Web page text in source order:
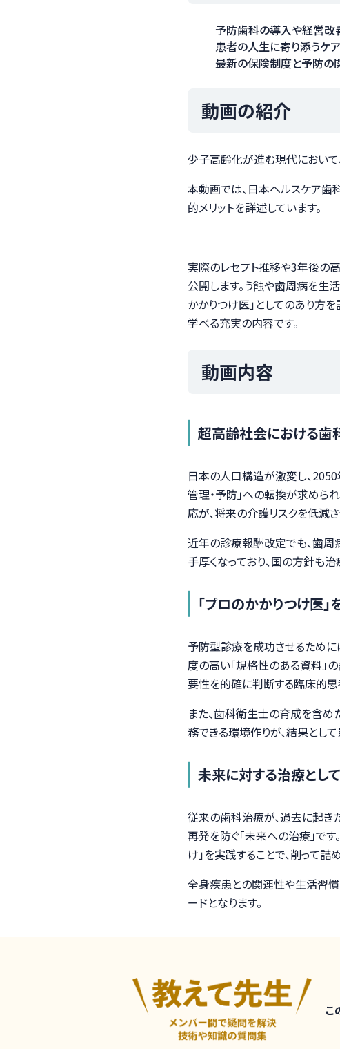
予防歯科の導入や経営
患者の人生に寄り添うケ
最新の保険制度と予防の
動画の紹介
少子高齢化が進む現代において
本動画では、日本ヘルスケア
的メリットを詳述しています。
実際のレセプト推移や3年後の
公開します。う蝕や歯周病を生
かかりつけ医」としてのあり方
学べる充実の内容です。
動画内容
超高齢社会における歯
日本の人口構造が激変し、
管理・予防」への転換が求めら
応が、将来の介護リスクを低減
近年の診療報酬改定でも、歯周
手厚くなっており、国の方針も
「プロのかかりつけ医
予防型診療を成功させるために
度の高い「規格性のある資料」
要性を的確に判断する臨床的思
また、歯科衛生士の育成を含め
務できる環境作りが、結果とし
未来に対する治療とし
従来の歯科治療が、過去に起き
再発を防ぐ「未来への治療」で
け」を実践することで、削って
全身疾患との関連性や生活習慣
ードとなります。
こ